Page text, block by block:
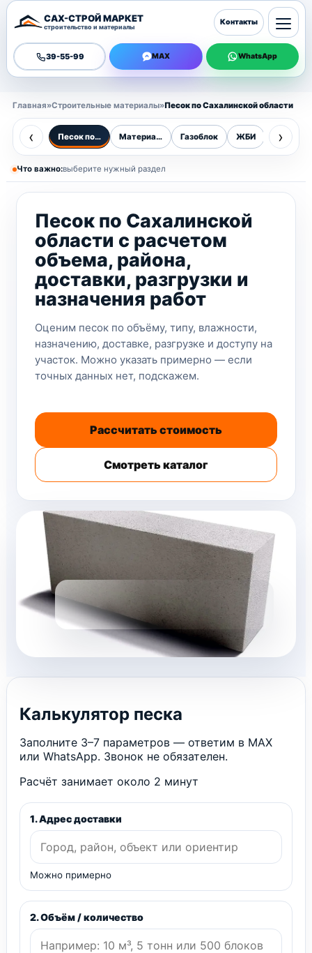
САХ-СТРОЙ МАРКЕТ
строительство и материалы
39-55-99 MAX WhatsApp
Контакты
Главная»Строительные материалы»Песок по Сахалинской области
‹ Песок по Сахалинской области
Материалы Газоблок ЖБИ Бордюры
›
Что важно:выберите нужный раздел
Песок по Сахалинской
области с расчетом
объема, района,
доставки, разгрузки и
назначения работ
Оценим песок по объёму, типу, влажности,
назначению, доставке, разгрузке и доступу на
участок. Можно указать примерно — если
точных данных нет, подскажем.
Рассчитать стоимость
Смотреть каталог
Калькулятор песка
Заполните 3–7 параметров — ответим в MAX
или WhatsApp. Звонок не обязателен.
Расчёт занимает около 2 минут
1. Адрес доставки
Можно примерно
2. Объём / количество